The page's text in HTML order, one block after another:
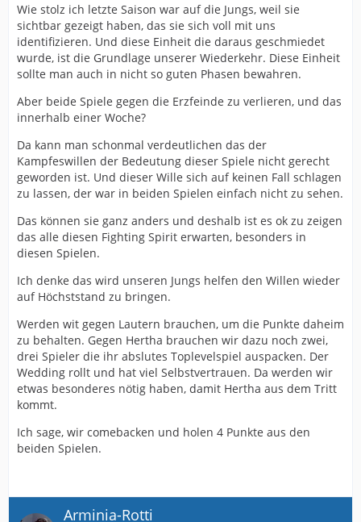
Wie stolz ich letzte Saison war auf die Jungs, weil sie
sichtbar gezeigt haben, das sie sich voll mit uns
identifizieren. Und diese Einheit die daraus geschmiedet
wurde, ist die Grundlage unserer Wiederkehr. Diese Einheit
sollte man auch in nicht so guten Phasen bewahren.
Aber beide Spiele gegen die Erzfeinde zu verlieren, und das
innerhalb einer Woche?
Da kann man schonmal verdeutlichen das der
Kampfeswillen der Bedeutung dieser Spiele nicht gerecht
geworden ist. Und dieser Wille sich auf keinen Fall schlagen
zu lassen, der war in beiden Spielen einfach nicht zu sehen.
Das können sie ganz anders und deshalb ist es ok zu zeigen
das alle diesen Fighting Spirit erwarten, besonders in
diesen Spielen.
Ich denke das wird unseren Jungs helfen den Willen wieder
auf Höchststand zu bringen.
Werden wit gegen Lautern brauchen, um die Punkte daheim
zu behalten. Gegen Hertha brauchen wir dazu noch zwei,
drei Spieler die ihr abslutes Toplevelspiel auspacken. Der
Wedding rollt und hat viel Selbstvertrauen. Da werden wir
etwas besonderes nötig haben, damit Hertha aus dem Tritt
kommt.
Ich sage, wir comebacken und holen 4 Punkte aus den
beiden Spielen.
Arminia-Rotti